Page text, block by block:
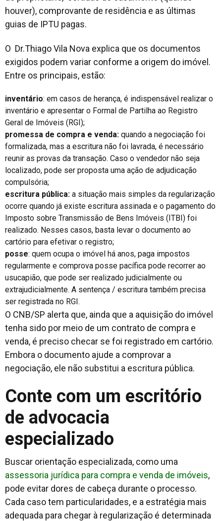
houver), comprovante de residência e as últimas
guias de IPTU pagas.
O Dr.Thiago Vila Nova explica que os documentos
exigidos podem variar conforme a origem do imóvel.
Entre os principais, estão:
inventário: em casos de herança, é indispensável realizar o
inventário e apresentar o Formal de Partilha ao Registro
Geral de Imóveis (RGI);
promessa de compra e venda: quando a negociação foi
formalizada, mas a escritura não foi lavrada, é necessário
reunir as provas da transação. Caso o vendedor não seja
localizado, pode ser proposta uma ação de adjudicação
compulsória;
escritura pública: a situação mais simples da regularização
ocorre quando já existe escritura assinada e o pagamento do
Imposto sobre Transmissão de Bens Imóveis (ITBI) foi
realizado. Nesses casos, basta levar o documento ao
cartório para efetivar o registro;
posse: quem ocupa o imóvel há anos, paga impostos
regularmente e comprova posse pacífica pode recorrer ao
usucapião, que pode ser realizado judicialmente ou
extrajudicialmente. A sentença / escritura também precisa
ser registrada no RGI.
O CNB/SP alerta que, ainda que a aquisição do imóvel
tenha sido por meio de um contrato de compra e
venda, é preciso checar se foi registrado em cartório.
Embora o documento ajude a comprovar a
negociação, ele não substitui a escritura pública.
Conte com um escritório
de advocacia
especializado
Buscar orientação especializada, como uma
assessoria jurídica para compra e venda de imóveis,
pode evitar dores de cabeça durante o processo.
Cada caso tem particularidades, e a estratégia mais
adequada para chegar à regularização é determinada